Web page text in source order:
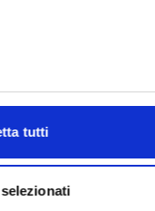
tutti